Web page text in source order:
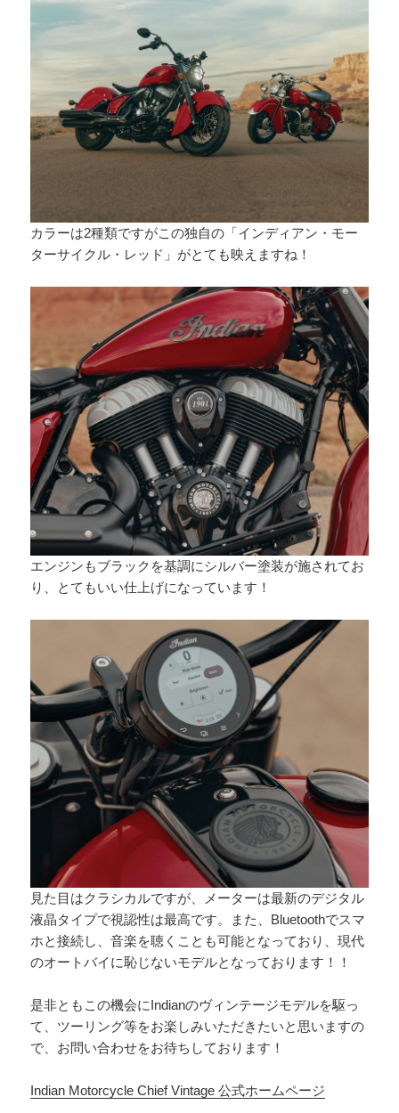
カラーは2種類ですがこの独自の「インディアン・モー
ターサイクル・レッド」がとても映えますね！
エンジンもブラックを基調にシルバー塗装が施されてお
り、とてもいい仕上げになっています！
見た目はクラシカルですが、メーターは最新のデジタル
液晶タイプで視認性は最高です。また、Bluetoothでスマ
ホと接続し、音楽を聴くことも可能となっており、現代
のオートバイに恥じないモデルとなっております！！
是非ともこの機会にIndianのヴィンテージモデルを駆っ
て、ツーリング等をお楽しみいただきたいと思いますの
で、お問い合わせをお待ちしております！
Indian Motorcycle Chief Vintage 公式ホームページ